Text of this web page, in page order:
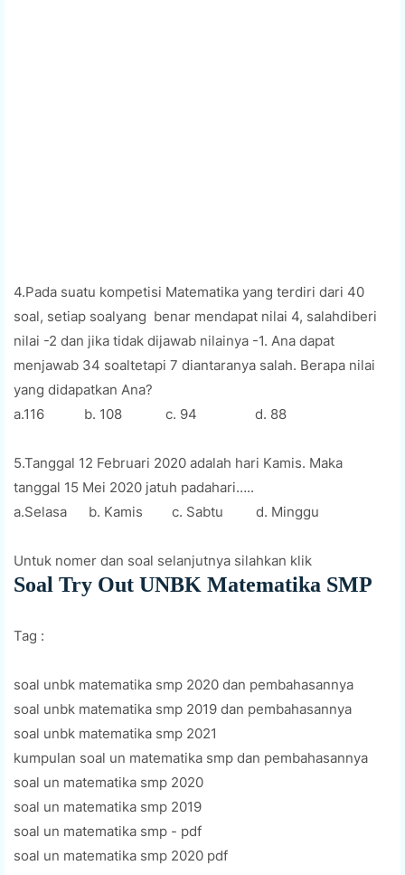
4.Pada suatu kompetisi Matematika yang terdiri dari 40
soal, setiap soalyang benar mendapat nilai 4, salahdiberi
nilai -2 dan jika tidak dijawab nilainya -1. Ana dapat
menjawab 34 soaltetapi 7 diantaranya salah. Berapa nilai
yang didapatkan Ana?
a.116
b. 108 c. 94 d. 88
5.Tanggal 12 Februari 2020 adalah hari Kamis. Maka
tanggal 15 Mei 2020 jatuh padahari…..
a.Selasa
b. Kamis c. Sabtu d. Minggu
Untuk nomer dan soal selanjutnya silahkan klik
Soal Try Out UNBK Matematika SMP
Tag :
soal unbk matematika smp 2020 dan pembahasannya
soal unbk matematika smp 2019 dan pembahasannya
soal unbk matematika smp 2021
kumpulan soal un matematika smp dan pembahasannya
soal un matematika smp 2020
soal un matematika smp 2019
soal un matematika smp - pdf
soal un matematika smp 2020 pdf